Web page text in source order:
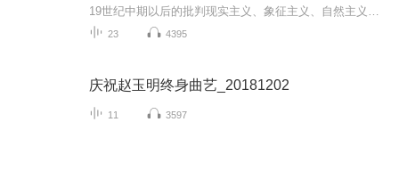
23 4395
庆祝赵玉明终身曲艺_20181202
11 3597